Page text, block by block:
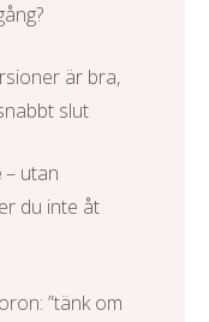
är bra,
slut
– utan
du inte åt
”tänk om